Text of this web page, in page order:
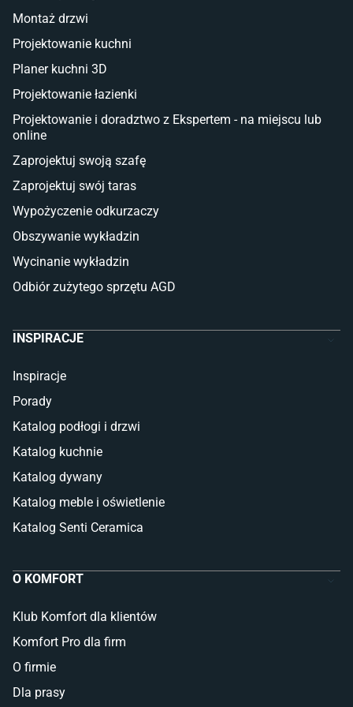
Taras i balkon
Sztuczna trawa miękka
Koce i pledy
Płytki na balkon
Lampy stojące LED
Płytki
Płytki Cersanit
Płytki wielkoformatowe
Glazura
Płytki marmurowe
Montaż drzwi
Projektowanie kuchni
Planer kuchni 3D
Projektowanie łazienki
Projektowanie i doradztwo z Ekspertem - na miejscu lub
online
Zaprojektuj swoją szafę
Zaprojektuj swój taras
Wypożyczenie odkurzaczy
Obszywanie wykładzin
Wycinanie wykładzin
Odbiór zużytego sprzętu AGD
INSPIRACJE
Inspiracje
Porady
Katalog podłogi i drzwi
Katalog kuchnie
Katalog dywany
Katalog meble i oświetlenie
Katalog Senti Ceramica
O KOMFORT
Klub Komfort dla klientów
Komfort Pro dla firm
O firmie
Dla prasy